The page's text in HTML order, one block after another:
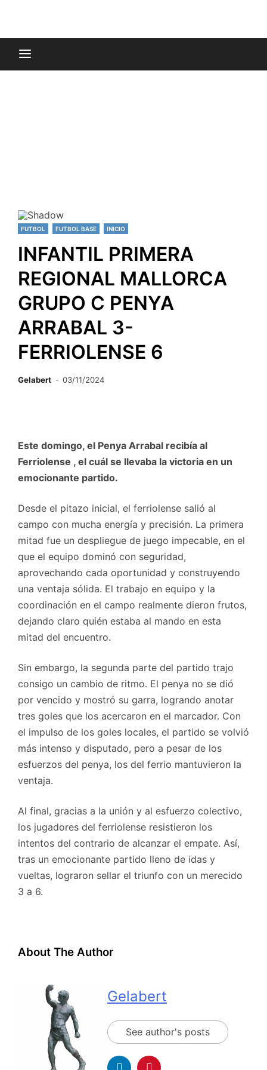
FUTBOL FUTBOL BASE INICIO
INFANTIL PRIMERA
REGIONAL MALLORCA
GRUPO C PENYA
ARRABAL 3-
FERRIOLENSE 6
Gelabert 03/11/2024
Este domingo, el Penya Arrabal recibía al
Ferriolense , el cuál se llevaba la victoria en un
emocionante partido.
Desde el pitazo inicial, el ferriolense salió al
campo con mucha energía y precisión. La primera
mitad fue un despliegue de juego impecable, en el
que el equipo dominó con seguridad,
aprovechando cada oportunidad y construyendo
una ventaja sólida. El trabajo en equipo y la
coordinación en el campo realmente dieron frutos,
dejando claro quién estaba al mando en esta
mitad del encuentro.
Sin embargo, la segunda parte del partido trajo
consigo un cambio de ritmo. El penya no se dió
por vencido y mostró su garra, logrando anotar
tres goles que los acercaron en el marcador. Con
el impulso de los goles locales, el partido se volvió
más intenso y disputado, pero a pesar de los
esfuerzos del penya, los del ferrio mantuvieron la
ventaja.
Al final, gracias a la unión y al esfuerzo colectivo,
los jugadores del ferriolense resistieron los
intentos del contrario de alcanzar el empate. Así,
tras un emocionante partido lleno de idas y
vueltas, lograron sellar el triunfo con un merecido
3 a 6.
About The Author
Gelabert
See author's posts